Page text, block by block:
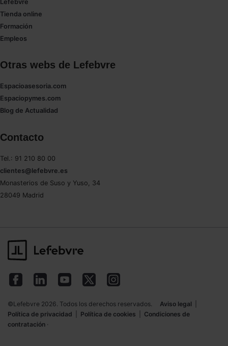
Lefebvre
Tienda online
Formación
Empleos
Otras webs de Lefebvre
Espacioasesoria.com
Espaciopymes.com
Blog de Actualidad
Contacto
Tel.: 91 210 80 00
clientes@lefebvre.es
Monasterios de Suso y Yuso, 34
28049 Madrid
©Lefebvre 2026. Todos los derechos reservados. Aviso legal
Política de privacidad
Política de cookies
Condiciones de
contratación ·